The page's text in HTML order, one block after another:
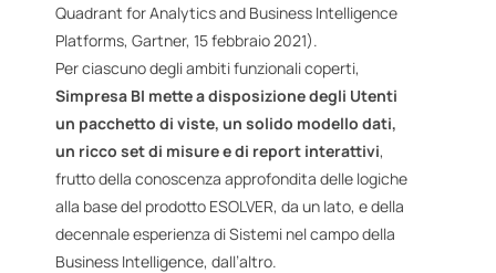
Quadrant for Analytics and Business Intelligence
Platforms, Gartner, 15 febbraio 2021).
Per ciascuno degli ambiti funzionali coperti,
Simpresa BI mette a disposizione degli Utenti
un pacchetto di viste, un solido modello dati,
un ricco set di misure e di report interattivi,
frutto della conoscenza approfondita delle logiche
alla base del prodotto ESOLVER, da un lato, e della
decennale esperienza di Sistemi nel campo della
Business Intelligence, dall’altro.